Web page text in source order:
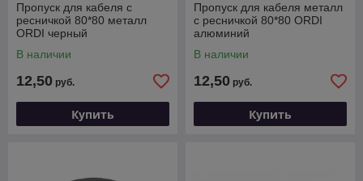
Пропуск для кабеля с
ресничкой 80*80 металл
ORDI черный
В наличии
12,50 руб.
Купить
Пропуск для кабеля металл
с ресничкой 80*80 ORDI
алюминий
В наличии
12,50 руб.
Купить